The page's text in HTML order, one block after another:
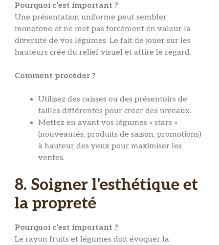
Pourquoi c’est important ?
Une présentation uniforme peut sembler
monotone et ne met pas forcément en valeur la
diversité de vos légumes. Le fait de jouer sur les
hauteurs crée du relief visuel et attire le regard.
Comment procéder ?
Utilisez des caisses ou des présentoirs de
tailles différentes pour créer des niveaux.
Mettez en avant vos légumes « stars »
(nouveautés, produits de saison, promotions)
à hauteur des yeux pour maximiser les
ventes.
8. Soigner l’esthétique et
la propreté
Pourquoi c’est important ?
Le rayon fruits et légumes doit évoquer la